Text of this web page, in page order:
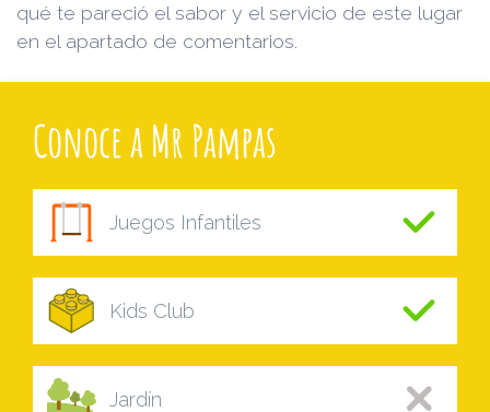
qué te pareció el sabor y el servicio de este lugar
en el apartado de comentarios.
Conoce a Mr Pampas
Juegos Infantiles
Kids Club
Jardín